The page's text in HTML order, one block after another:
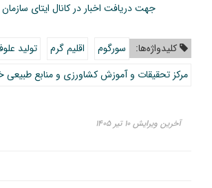
جهت دریافت اخبار در کانال ایتای
کلیدواژه‌ها: سورگوم اقلیم گرم
تولید
مرکز تحقیقات و آموزش کشاورزی و منابع طبیعی
آخرین ویرایش ۱۰ تیر ۱۴۰۵